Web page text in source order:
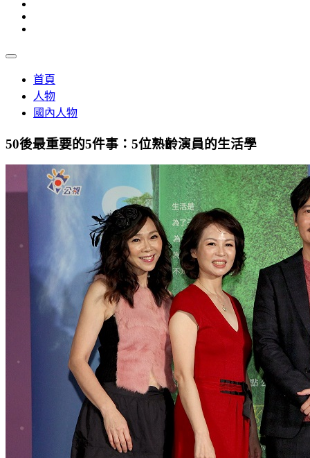
首頁
人物
國內人物
50後最重要的5件事：5位熟齡演員的生活學